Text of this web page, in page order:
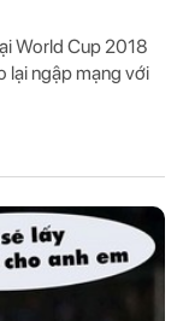
World Cup 2018
lại ngập mạng với